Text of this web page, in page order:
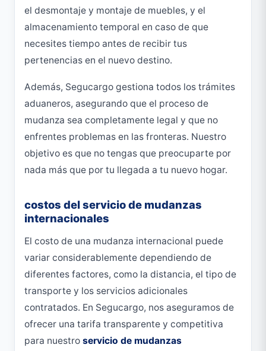
el desmontaje y montaje de muebles, y el
almacenamiento temporal en caso de que
necesites tiempo antes de recibir tus
pertenencias en el nuevo destino.
Además, Segucargo gestiona todos los trámites
aduaneros, asegurando que el proceso de
mudanza sea completamente legal y que no
enfrentes problemas en las fronteras. Nuestro
objetivo es que no tengas que preocuparte por
nada más que por tu llegada a tu nuevo hogar.
costos del servicio de mudanzas
internacionales
El costo de una mudanza internacional puede
variar considerablemente dependiendo de
diferentes factores, como la distancia, el tipo de
transporte y los servicios adicionales
contratados. En Segucargo, nos aseguramos de
ofrecer una tarifa transparente y competitiva
para nuestro servicio de mudanzas